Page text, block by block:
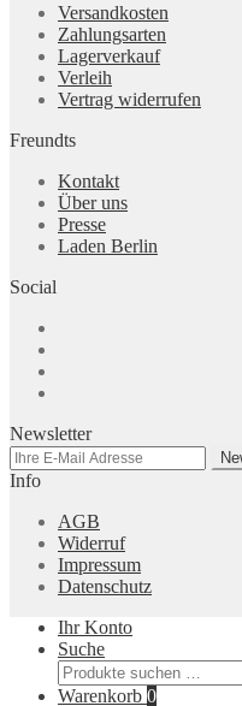
Versandkosten
Zahlungsarten
Lagerverkauf
Verleih
Vertrag widerrufen
Freundts
Kontakt
Über uns
Presse
Laden Berlin
Social
Newsletter
Info
AGB
Widerruf
Impressum
Datenschutz
Ihr Konto
Suche
Suchen
nach:
Warenkorb 0